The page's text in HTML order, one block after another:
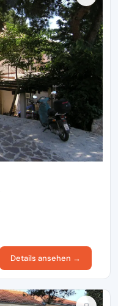
Details ansehen →